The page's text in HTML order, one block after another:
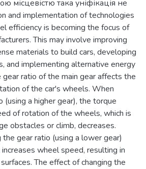
місцевістю така уніфікація не
and implementation of technologies
efficiency is becoming the focus of
This may involve improving
materials to build cars, developing
and implementing alternative energy
gear ratio of the main gear affects the
of the car's wheels. When
(using a higher gear), the torque
of rotation of the wheels, which is
obstacles or climb, decreases.
the gear ratio (using a lower gear)
wheel speed, resulting in
The effect of changing the